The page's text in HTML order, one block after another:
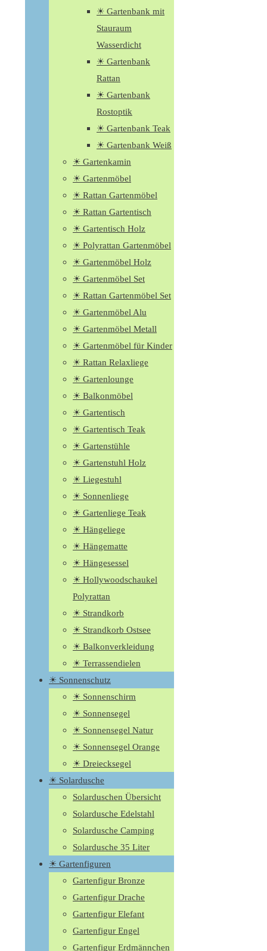
☀ Gartenbank mit
Stauraum
Wasserdicht
☀ Gartenbank
Rattan
☀ Gartenbank
Rostoptik
☀ Gartenbank Teak
☀ Gartenbank Weiß
☀ Gartenkamin
☀ Gartenmöbel
☀ Rattan Gartenmöbel
☀ Rattan Gartentisch
☀ Gartentisch Holz
☀ Polyrattan Gartenmöbel
☀ Gartenmöbel Holz
☀ Gartenmöbel Set
☀ Rattan Gartenmöbel Set
☀ Gartenmöbel Alu
☀ Gartenmöbel Metall
☀ Gartenmöbel für Kinder
☀ Rattan Relaxliege
☀ Gartenlounge
☀ Balkonmöbel
☀ Gartentisch
☀ Gartentisch Teak
☀ Gartenstühle
☀ Gartenstuhl Holz
☀ Liegestuhl
☀ Sonnenliege
☀ Gartenliege Teak
☀ Hängeliege
☀ Hängematte
☀ Hängesessel
☀ Hollywoodschaukel
Polyrattan
☀ Strandkorb
☀ Strandkorb Ostsee
☀ Balkonverkleidung
☀ Terrassendielen
☀ Sonnenschutz
☀ Sonnenschirm
☀ Sonnensegel
☀ Sonnensegel Natur
☀ Sonnensegel Orange
☀ Dreiecksegel
☀ Solardusche
Solarduschen Übersicht
Solardusche Edelstahl
Solardusche Camping
Solardusche 35 Liter
☀ Gartenfiguren
Gartenfigur Bronze
Gartenfigur Drache
Gartenfigur Elefant
Gartenfigur Engel
Gartenfigur Erdmännchen